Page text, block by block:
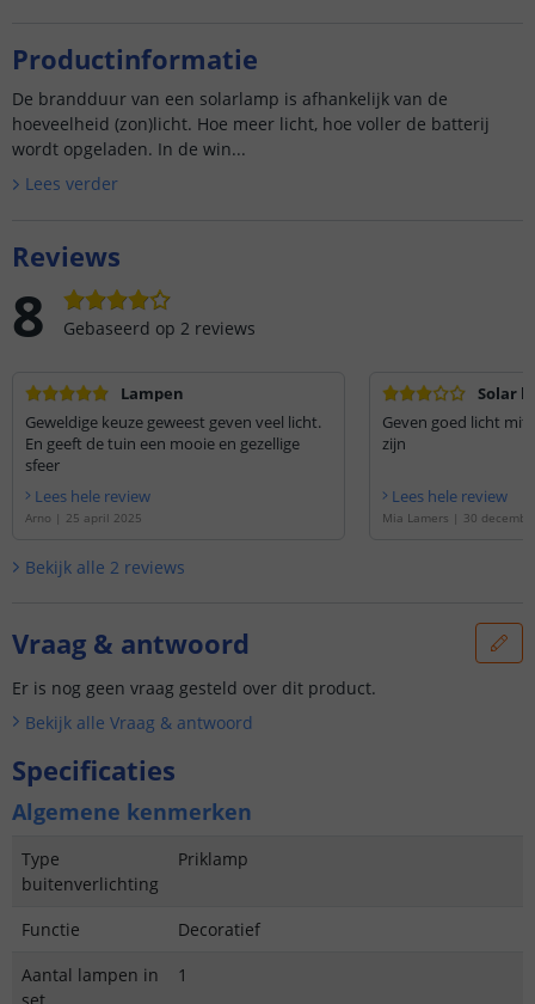
Productinformatie
De brandduur van een solarlamp is afhankelijk van de
hoeveelheid (zon)licht. Hoe meer licht, hoe voller de batterij
wordt opgeladen. In de win...
Lees verder
Reviews
8 Gebaseerd op 2 reviews
Lampen
Geweldige keuze geweest geven veel licht.
En geeft de tuin een mooie en gezellige
sfeer
Lees hele review
Arno | 25 april 2025
Solar
Geven goed licht
zijn
Lees hele review
Mia Lamers | 30
Bekijk alle 2 reviews
Vraag & antwoord
Er is nog geen vraag gesteld over dit product.
Bekijk alle Vraag & antwoord
Specificaties
Algemene kenmerken
Type
buitenverlichting
Priklamp
Functie
Decoratief
Aantal lampen in
1